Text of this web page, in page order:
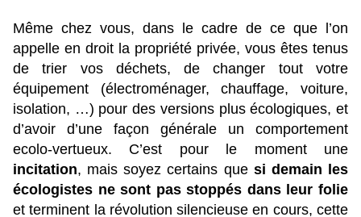
Même chez vous, dans le cadre de ce que l’on
appelle en droit la propriété privée, vous êtes tenus
de trier vos déchets, de changer tout votre
équipement (électroménager, chauffage, voiture,
isolation, …) pour des versions plus écologiques, et
d’avoir d’une façon générale un comportement
ecolo-vertueux. C’est pour le moment une
incitation, mais soyez certains que si demain les
écologistes ne sont pas stoppés dans leur folie
et terminent la révolution silencieuse en cours, cette